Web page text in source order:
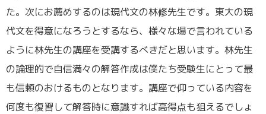
た。次にお薦めするのは現代文の林修先生です。東大の現
代文を得意になろうとするなら、様々な場で言われている
ように林先生の講座を受講するべきだと思います。林先生
の論理的で自信満々の解答作成は僕たち受験生にとって最
も信頼のおけるものとなります。講座で仰っている内容を
何度も復習して解答時に意識すれば高得点も狙えるでしょ